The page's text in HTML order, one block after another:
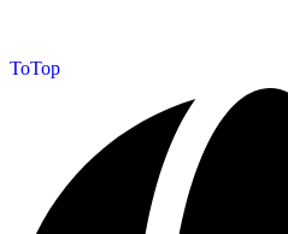
ToTop